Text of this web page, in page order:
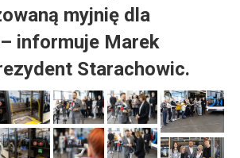
myjnię dla
informuje Marek
Starachowic.